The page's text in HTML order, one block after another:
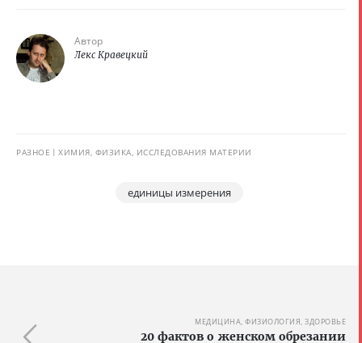
Автор
Лекс Кравецкий
РАЗНОЕ ХИМИЯ, ФИЗИКА, ИССЛЕДОВАНИЯ МАТЕРИИ
единицы измерения
МЕДИЦИНА, ФИЗИОЛОГИЯ, ЗДОРОВЬЕ
20 фактов о женском обрезании